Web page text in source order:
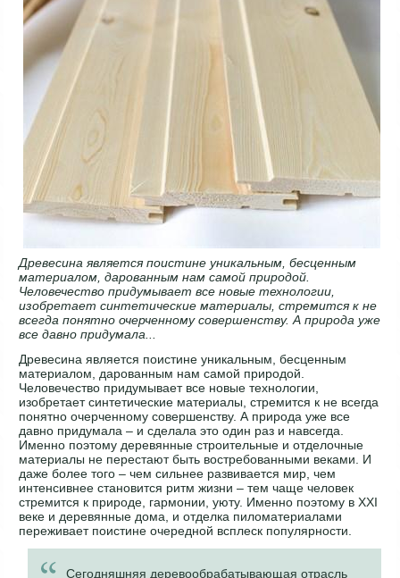
Древесина является поистине уникальным, бесценным
материалом, дарованным нам самой природой.
Человечество придумывает все новые технологии,
изобретает синтетические материалы, стремится к не
всегда понятно очерченному совершенству. А природа уже
все давно придумала...
Древесина является поистине уникальным, бесценным
материалом, дарованным нам самой природой.
Человечество придумывает все новые технологии,
изобретает синтетические материалы, стремится к не всегда
понятно очерченному совершенству. А природа уже все
давно придумала – и сделала это один раз и навсегда.
Именно поэтому деревянные строительные и отделочные
материалы не перестают быть востребованными веками. И
даже более того – чем сильнее развивается мир, чем
интенсивнее становится ритм жизни – тем чаще человек
стремится к природе, гармонии, уюту. Именно поэтому в XXI
веке и деревянные дома, и отделка пиломатериалами
переживает поистине очередной всплеск популярности.
Сегодняшняя деревообрабатывающая отрасль